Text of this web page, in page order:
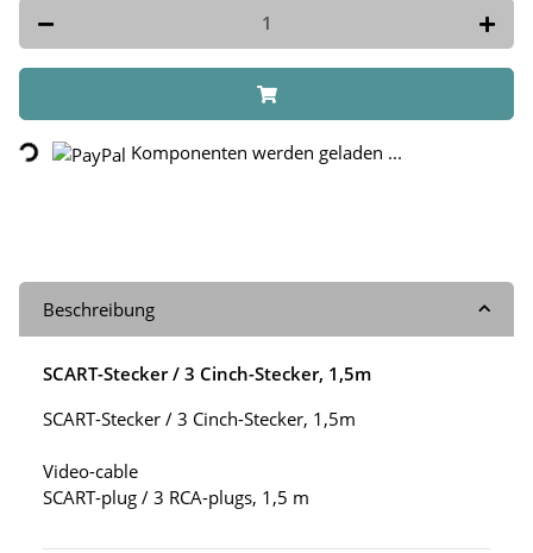
Loading... Komponenten werden geladen ...
Beschreibung
SCART-Stecker / 3 Cinch-Stecker, 1,5m
SCART-Stecker / 3 Cinch-Stecker, 1,5m
Video-cable
SCART-plug / 3 RCA-plugs, 1,5 m